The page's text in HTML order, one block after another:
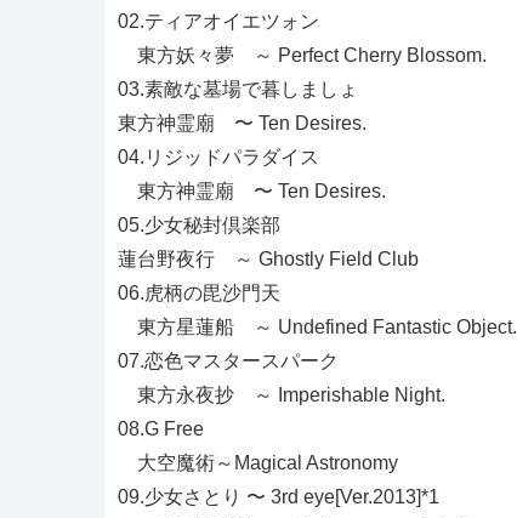
02.ティアオイエツォン
東方妖々夢 ～ Perfect Cherry Blossom.
03.素敵な墓場で暮しましょ
東方神霊廟 〜 Ten Desires.
04.リジッドパラダイス
東方神霊廟 〜 Ten Desires.
05.少女秘封倶楽部
蓮台野夜行 ～ Ghostly Field Club
06.虎柄の毘沙門天
東方星蓮船 ～ Undefined Fantastic Object.
07.恋色マスタースパーク
東方永夜抄 ～ Imperishable Night.
08.G Free
大空魔術～Magical Astronomy
09.少女さとり 〜 3rd eye[Ver.2013]*1